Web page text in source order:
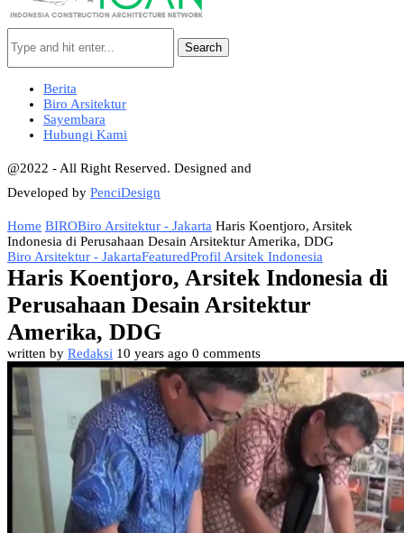
Search
Berita
Biro Arsitektur
Sayembara
Hubungi Kami
@2022 - All Right Reserved. Designed and
Developed by PenciDesign
Home BIROBiro Arsitektur - Jakarta Haris Koentjoro, Arsitek
Indonesia di Perusahaan Desain Arsitektur Amerika, DDG
Biro Arsitektur - JakartaFeaturedProfil Arsitek Indonesia
Haris Koentjoro, Arsitek Indonesia di
Perusahaan Desain Arsitektur
Amerika, DDG
written by Redaksi 10 years ago 0 comments